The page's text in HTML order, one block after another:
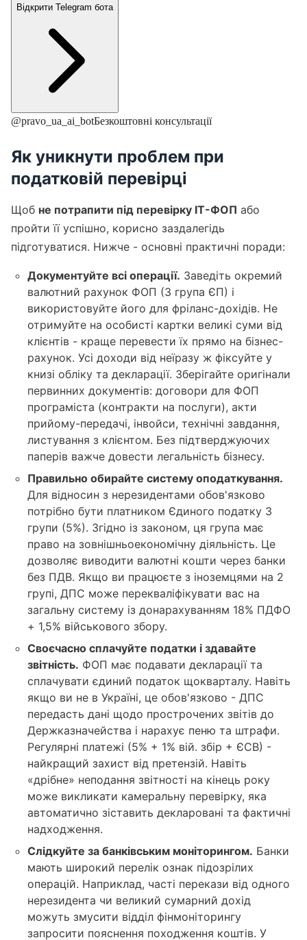
Відкрити Telegram бота
@pravo_ua_ai_botБезкоштовні консультації
Як уникнути проблем при
податковій перевірці
Щоб не потрапити під перевірку ІТ-ФОП або
пройти її успішно, корисно заздалегідь
підготуватися. Нижче - основні практичні поради:
Документуйте всі операції. Заведіть окремий
валютний рахунок ФОП (3 група ЄП) і
використовуйте його для фріланс-дохідів. Не
отримуйте на особисті картки великі суми від
клієнтів - краще перевести їх прямо на бізнес-
рахунок. Усі доходи від неїразу ж фіксуйте у
книзі обліку та декларації. Зберігайте оригінали
первинних документів: договори для ФОП
програміста (контракти на послуги), акти
прийому-передачі, інвойси, технічні завдання,
листування з клієнтом. Без підтверджуючих
паперів важче довести легальність бізнесу.
Правильно обирайте систему оподаткування.
Для відносин з нерезидентами обов'язково
потрібно бути платником Єдиного податку 3
групи (5%). Згідно із законом, ця група має
право на зовнішньоекономічну діяльність. Це
дозволяє виводити валютні кошти через банки
без ПДВ. Якщо ви працюєте з іноземцями на 2
групі, ДПС може перекваліфікувати вас на
загальну систему із донарахуванням 18% ПДФО
+ 1,5% військового збору.
Своєчасно сплачуйте податки і здавайте
звітність. ФОП має подавати декларації та
сплачувати єдиний податок щокварталу. Навіть
якщо ви не в Україні, це обов'язково - ДПС
передасть дані щодо прострочених звітів до
Держказначейства і нарахує пеню та штрафи.
Регулярні платежі (5% + 1% вій. збір + ЄСВ) -
найкращий захист від претензій. Навіть
«дрібне» неподання звітності на кінець року
може викликати камеральну перевірку, яка
автоматично зіставить декларовані та фактичні
надходження.
Слідкуйте за банківським моніторингом. Банки
мають широкий перелік ознак підозрілих
операцій. Наприклад, часті перекази від одного
нерезидента чи великий сумарний дохід
можуть змусити відділ фінмоніторингу
запросити пояснення походження коштів. У